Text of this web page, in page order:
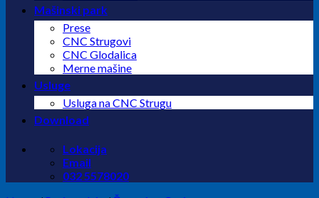
Mašinski park
Prese
CNC Strugovi
CNC Glodalica
Merne mašine
Usluge
Usluga na CNC Strugu
Download
Lokacija
Email
032 5578020